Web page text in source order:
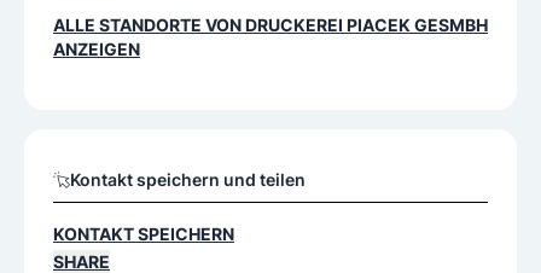
ALLE STANDORTE VONDRUCKEREI PIACEK GESMBH
ANZEIGEN
Kontakt speichern und teilen
KONTAKT SPEICHERN
SHARE